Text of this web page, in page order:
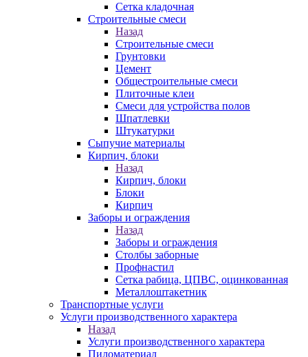
Сетка кладочная
Строительные смеси
Назад
Строительные смеси
Грунтовки
Цемент
Общестроительные смеси
Плиточные клеи
Смеси для устройства полов
Шпатлевки
Штукатурки
Сыпучие материалы
Кирпич, блоки
Назад
Кирпич, блоки
Блоки
Кирпич
Заборы и ограждения
Назад
Заборы и ограждения
Столбы заборные
Профнастил
Сетка рабица, ЦПВС, оцинкованная
Металлоштакетник
Транспортные услуги
Услуги производственного характера
Назад
Услуги производственного характера
Пиломатериал